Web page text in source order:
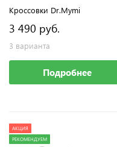
Кроссовки Dr.Mymi
3 490 руб.
3 варианта
Подробнее
АКЦИЯ
РЕКОМЕНДУЕМ